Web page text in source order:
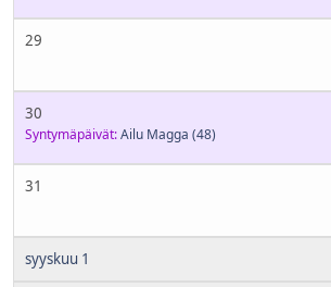
29
30
Syntymäpäivät:Ailu Magga (48)
31
syyskuu 1